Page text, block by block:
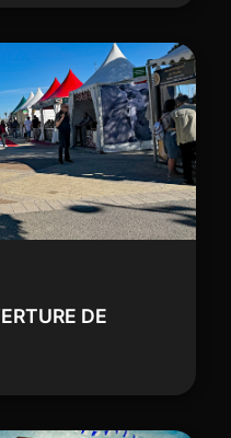
DE